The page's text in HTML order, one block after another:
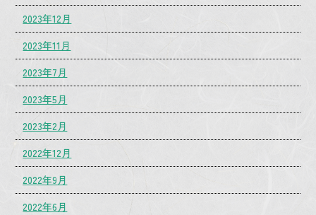
2023年12月
2023年11月
2023年7月
2023年5月
2023年2月
2022年12月
2022年9月
2022年6月